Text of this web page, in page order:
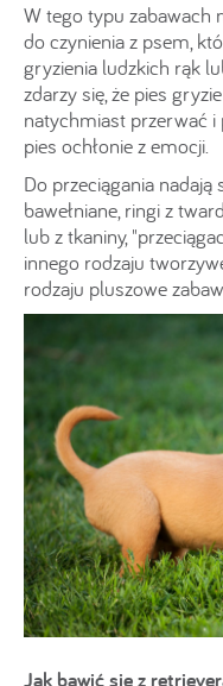
W tego typu zabawach
do czynienia z psem,
gryzienia ludzkich rąk
zdarzy się, że pies
natychmiast przerwać i
pies ochłonie z emocji.
Do przeciągania
bawełniane, ringi z
lub z tkaniny,
innego rodzaju
rodzaju pluszowe
Jak bawić się z